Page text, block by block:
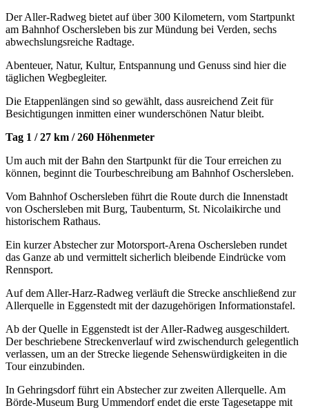
Der Aller-Radweg bietet auf über 300 Kilometern, vom Startpunkt
am Bahnhof Oschersleben bis zur Mündung bei Verden, sechs
abwechslungsreiche Radtage.
Abenteuer, Natur, Kultur, Entspannung und Genuss sind hier die
täglichen Wegbegleiter.
Die Etappenlängen sind so gewählt, dass ausreichend Zeit für
Besichtigungen inmitten einer wunderschönen Natur bleibt.
Tag 1 / 27 km / 260 Höhenmeter
Um auch mit der Bahn den Startpunkt für die Tour erreichen zu
können, beginnt die Tourbeschreibung am Bahnhof Oschersleben.
Vom Bahnhof Oschersleben führt die Route durch die Innenstadt
von Oschersleben mit Burg, Taubenturm, St. Nicolaikirche und
historischem Rathaus.
Ein kurzer Abstecher zur Motorsport-Arena Oschersleben rundet
das Ganze ab und vermittelt sicherlich bleibende Eindrücke vom
Rennsport.
Auf dem Aller-Harz-Radweg verläuft die Strecke anschließend zur
Allerquelle in Eggenstedt mit der dazugehörigen Informationstafel.
Ab der Quelle in Eggenstedt ist der Aller-Radweg ausgeschildert.
Der beschriebene Streckenverlauf wird zwischendurch gelegentlich
verlassen, um an der Strecke liegende Sehenswürdigkeiten in die
Tour einzubinden.
In Gehringsdorf führt ein Abstecher zur zweiten Allerquelle. Am
Börde-Museum Burg Ummendorf endet die erste Tagesetappe mit